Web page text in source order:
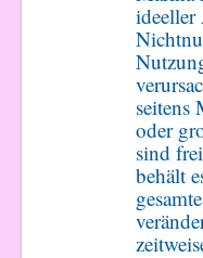
ideeller
seitens
oder
sind
behält